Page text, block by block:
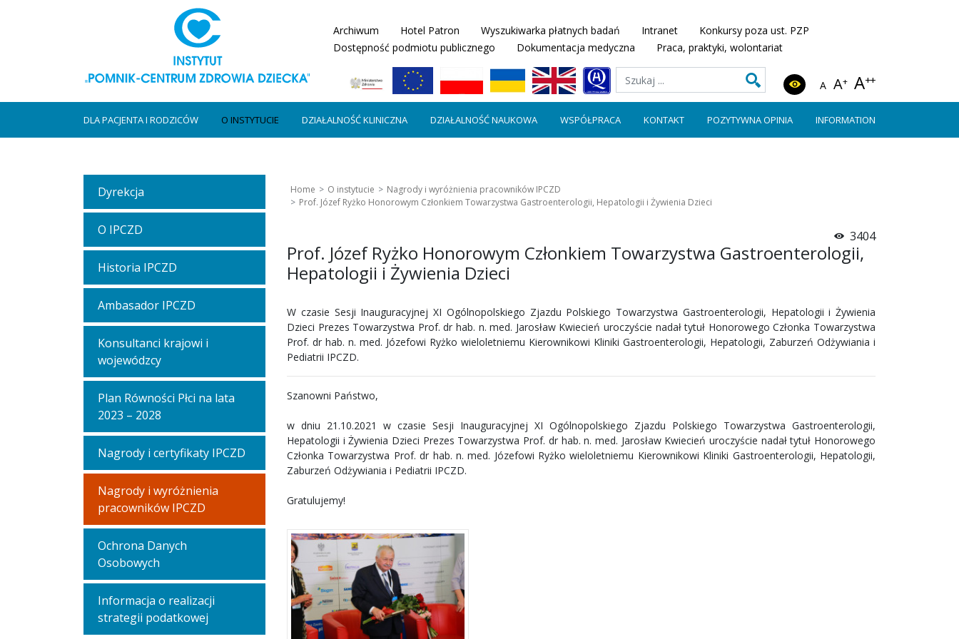
Archiwum Hotel Patron Wyszukiwarka płatnych badań Intranet
Konkursy poza ust. PZP
Dostępność podmiotu publicznego
Dokumentacja medyczna Praca, praktyki, wolontariat
A A+ A++
DLA PACJENTA I RODZICÓW O INSTYTUCIE DZIAŁALNOŚĆ KLINICZNA DZIAŁALNOŚĆ NAUKOWA WSPÓŁPRACA KONTAKT POZYTYWNA OPINIA INFORMATION
Dyrekcja
O IPCZD
Historia IPCZD
Ambasador IPCZD
Konsultanci krajowi i
wojewódzcy
Plan Równości Płci na lata
2023 – 2028
Nagrody i certyfikaty IPCZD
Nagrody i wyróżnienia
pracowników IPCZD
Ochrona Danych
Osobowych
Informacja o realizacji
strategii podatkowej
Home O instytucie
Nagrody i wyróżnienia pracowników IPCZD
Prof. Józef Ryżko Honorowym Członkiem Towarzystwa Gastroenterologii, Hepatologii i Żywienia Dzieci
3404
Prof. Józef Ryżko Honorowym Członkiem Towarzystwa Gastroenterologii,
Hepatologii i Żywienia Dzieci
W czasie Sesji Inauguracyjnej XI Ogólnopolskiego Zjazdu Polskiego Towarzystwa Gastroenterologii, Hepatologii i Żywienia
Dzieci Prezes Towarzystwa Prof. dr hab. n. med. Jarosław Kwiecień uroczyście nadał tytuł Honorowego Członka Towarzystwa
Prof. dr hab. n. med. Józefowi Ryżko wieloletniemu Kierownikowi Kliniki Gastroenterologii, Hepatologii, Zaburzeń Odżywiania i
Pediatrii IPCZD.
Szanowni Państwo,
w dniu 21.10.2021 w czasie Sesji Inauguracyjnej XI Ogólnopolskiego Zjazdu Polskiego Towarzystwa Gastroenterologii,
Hepatologii i Żywienia Dzieci Prezes Towarzystwa Prof. dr hab. n. med. Jarosław Kwiecień uroczyście nadał tytuł Honorowego
Członka Towarzystwa Prof. dr hab. n. med. Józefowi Ryżko wieloletniemu Kierownikowi Kliniki Gastroenterologii, Hepatologii,
Zaburzeń Odżywiania i Pediatrii IPCZD.
Gratulujemy!